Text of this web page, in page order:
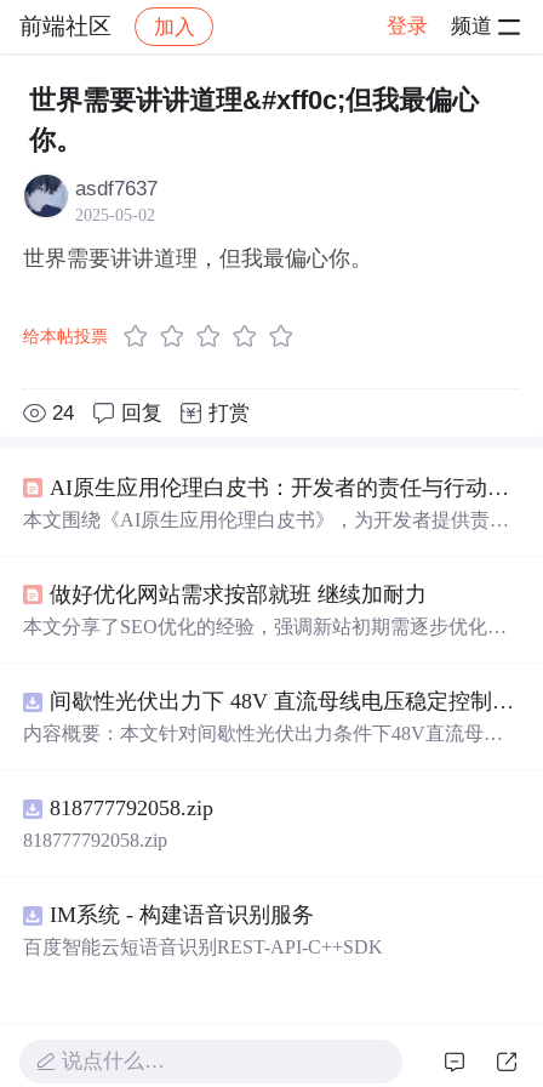
前端社区 加入 登录 频道
社区 前端社区 感慨 帖子详情
世界需要讲讲道理&#xff0c;但我最偏心
你。
asdf7637
2025-05-02
世界需要讲讲道理，但我最偏心你。
给本帖投票
24 回复 打赏
AI原生应用伦理白皮书：开发者的责任与行动指南
本文围绕《AI原生应用伦理白皮书》，为开发者提供责任
金融、教育等应用场景，探讨未来趋势与挑战，强调开发
者需遵循伦理规则。
做好优化网站需求按部就班 继续加耐力
本文分享了SEO优化的经验，强调新站初期需逐步优化而
定，培养搜索引擎友好性。
间歇性光伏出力下 48V 直流母线电压稳定控制及储能双向充放电闭环调控体系研究（Simulink仿真实现）
内容概要：本文针对间歇性光伏出力条件下48V直流母线
含光伏阵列、Boost型DC-DC变换器、双向DC-DC变换器
与锂离子电池储能系统的完整拓扑结构，结合光伏最大功
架构，集成电压外环与电流内环双闭环控制策略，确保在
光照强度波动、负载突变等动态工况下维持母线电压稳
定。在Simulink环境中搭建全系统仿真模型，验证了控制策
的电气工程及相关专业研究生、科研人员，以及从事光伏
818777792058.zip
818777792058.zip
IM系统 - 构建语音识别服务
百度智能云短语音识别REST-API-C++SDK
说点什么…